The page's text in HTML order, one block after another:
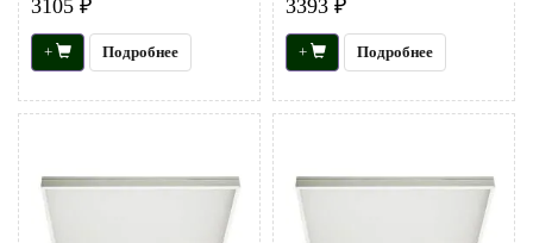
3105 ₽
+ Подробнее
3393 ₽
+ Подробнее